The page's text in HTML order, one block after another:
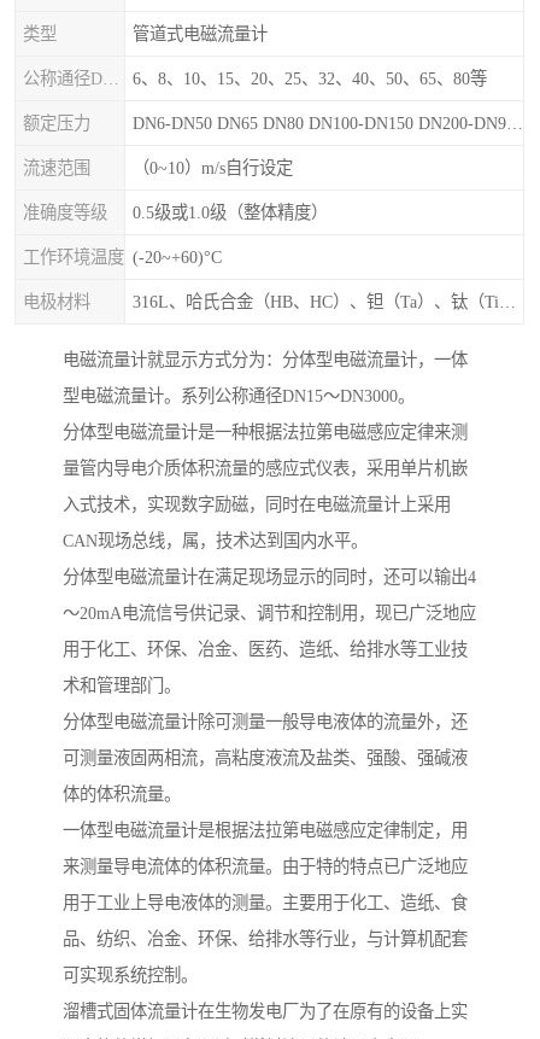
类型 管道式电磁流量计
6、8、10、15、20、25、32、40、50、65、80等
额定压力
流速范围 （0~10）m/s自行设定
准确度等级 0.5级或1.0级（整体精度）
工作环境温度 (-20~+60)°C
电极材料
电磁流量计就显示方式分为：分体型电磁流量计，一体
型电磁流量计。系列公称通径DN15～DN3000。
分体型电磁流量计是一种根据法拉第电磁感应定律来测
量管内导电介质体积流量的感应式仪表，采用单片机嵌
入式技术，实现数字励磁，同时在电磁流量计上采用
CAN现场总线，属，技术达到国内水平。
分体型电磁流量计在满足现场显示的同时，还可以输出4
～20mA电流信号供记录、调节和控制用，现已广泛地应
用于化工、环保、冶金、医药、造纸、给排水等工业技
术和管理部门。
分体型电磁流量计除可测量一般导电液体的流量外，还
可测量液固两相流，高粘度液流及盐类、强酸、强碱液
体的体积流量。
一体型电磁流量计是根据法拉第电磁感应定律制定，用
来测量导电流体的体积流量。由于特的特点已广泛地应
用于工业上导电液体的测量。主要用于化工、造纸、食
品、纺织、冶金、环保、给排水等行业，与计算机配套
可实现系统控制。
溜槽式固体流量计在生物发电厂为了在原有的设备上实